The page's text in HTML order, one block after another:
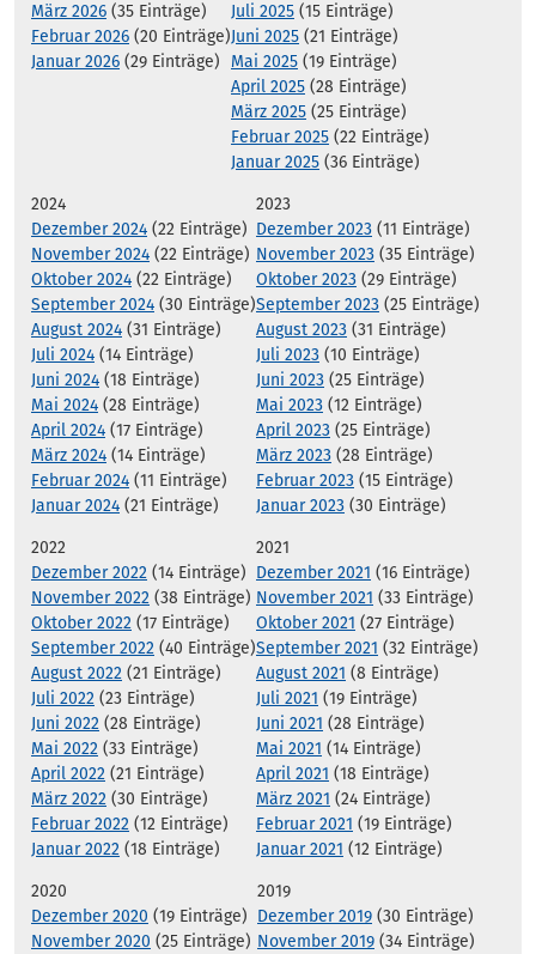
März 2026 (35 Einträge)
Februar 2026 (20 Einträge)
Januar 2026 (29 Einträge)
Juli 2025 (15 Einträge)
Juni 2025 (21 Einträge)
Mai 2025 (19 Einträge)
April 2025 (28 Einträge)
März 2025 (25 Einträge)
Februar 2025 (22 Einträge)
Januar 2025 (36 Einträge)
2024
Dezember 2024 (22 Einträge)
November 2024 (22 Einträge)
Oktober 2024 (22 Einträge)
September 2024 (30 Einträge)
August 2024 (31 Einträge)
Juli 2024 (14 Einträge)
Juni 2024 (18 Einträge)
Mai 2024 (28 Einträge)
April 2024 (17 Einträge)
März 2024 (14 Einträge)
Februar 2024 (11 Einträge)
Januar 2024 (21 Einträge)
2023
Dezember 2023 (11 Einträge)
November 2023 (35 Einträge)
Oktober 2023 (29 Einträge)
September 2023 (25 Einträge)
August 2023 (31 Einträge)
Juli 2023 (10 Einträge)
Juni 2023 (25 Einträge)
Mai 2023 (12 Einträge)
April 2023 (25 Einträge)
März 2023 (28 Einträge)
Februar 2023 (15 Einträge)
Januar 2023 (30 Einträge)
2022
Dezember 2022 (14 Einträge)
November 2022 (38 Einträge)
Oktober 2022 (17 Einträge)
September 2022 (40 Einträge)
August 2022 (21 Einträge)
Juli 2022 (23 Einträge)
Juni 2022 (28 Einträge)
Mai 2022 (33 Einträge)
April 2022 (21 Einträge)
März 2022 (30 Einträge)
Februar 2022 (12 Einträge)
Januar 2022 (18 Einträge)
2021
Dezember 2021 (16 Einträge)
November 2021 (33 Einträge)
Oktober 2021 (27 Einträge)
September 2021 (32 Einträge)
August 2021 (8 Einträge)
Juli 2021 (19 Einträge)
Juni 2021 (28 Einträge)
Mai 2021 (14 Einträge)
April 2021 (18 Einträge)
März 2021 (24 Einträge)
Februar 2021 (19 Einträge)
Januar 2021 (12 Einträge)
2020
Dezember 2020 (19 Einträge)
November 2020 (25 Einträge)
2019
Dezember 2019 (30 Einträge)
November 2019 (34 Einträge)